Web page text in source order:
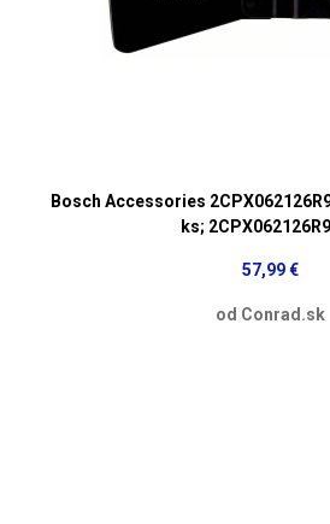
Bosch Accessories
ks;
57,99 €
od Conrad.sk